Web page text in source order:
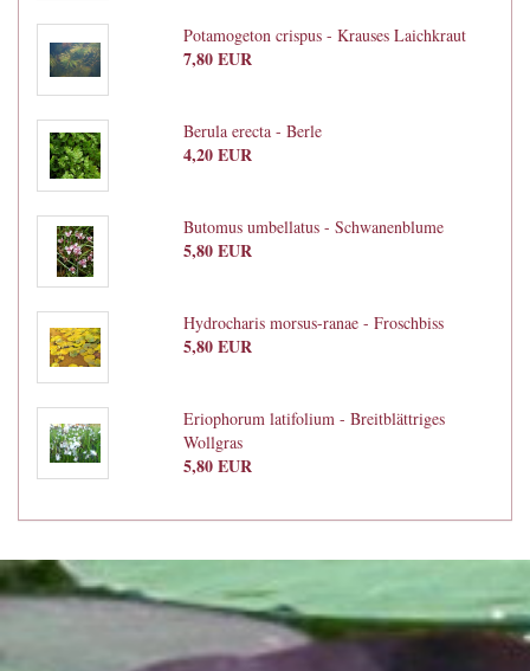
Potamogeton crispus - Krauses Laichkraut
7,80 EUR
Berula erecta - Berle
4,20 EUR
Butomus umbellatus - Schwanenblume
5,80 EUR
Hydrocharis morsus-ranae - Froschbiss
5,80 EUR
Eriophorum latifolium - Breitblättriges
Wollgras
5,80 EUR